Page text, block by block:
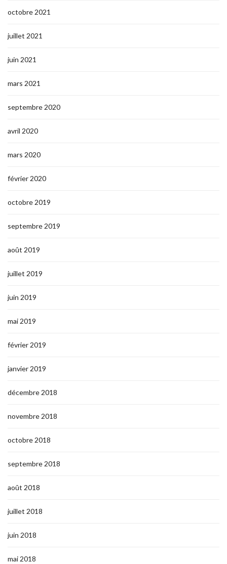
octobre 2021
juillet 2021
juin 2021
mars 2021
septembre 2020
avril 2020
mars 2020
février 2020
octobre 2019
septembre 2019
août 2019
juillet 2019
juin 2019
mai 2019
février 2019
janvier 2019
décembre 2018
novembre 2018
octobre 2018
septembre 2018
août 2018
juillet 2018
juin 2018
mai 2018